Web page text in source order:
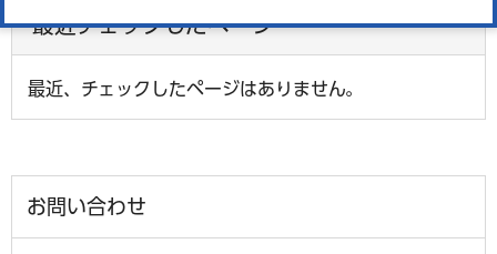
最近チェックしたページ
最近、チェックしたページはありません。
お問い合わせ